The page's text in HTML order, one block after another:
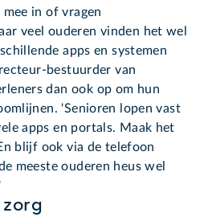
in of vragen
veel ouderen vinden het wel
apps en systemen
bestuurder van
dan ook op om hun
'Senioren lopen vast
apps en portals. Maak het
blijf ook via de telefoon
meeste ouderen heus wel